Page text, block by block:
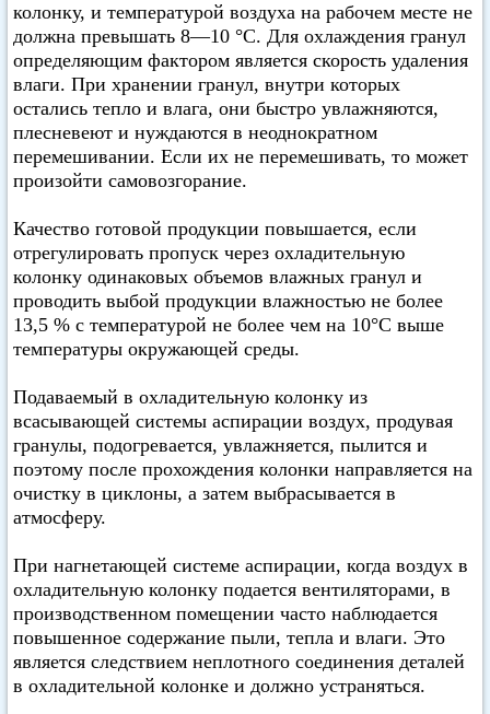
колонку, и температурой воздуха на рабочем месте не
должна превышать 8—10 °С. Для охлаждения гранул
определяющим фактором является скорость удаления
влаги. При хранении гранул, внутри которых
остались тепло и влага, они быстро увлажняются,
плесневеют и нуждаются в неоднократном
перемешивании. Если их не перемешивать, то может
произойти самовозгорание.
Качество готовой продукции повышается, если
отрегулировать пропуск через охладительную
колонку одинаковых объемов влажных гранул и
проводить выбой продукции влажностью не более
13,5 % с температурой не более чем на 10°С выше
температуры окружающей среды.
Подаваемый в охладительную колонку из
всасывающей системы аспирации воздух, продувая
гранулы, подогревается, увлажняется, пылится и
поэтому после прохождения колонки направляется на
очистку в циклоны, а затем выбрасывается в
атмосферу.
При нагнетающей системе аспирации, когда воздух в
охладительную колонку подается вентиляторами, в
производственном помещении часто наблюдается
повышенное содержание пыли, тепла и влаги. Это
является следствием неплотного соединения деталей
в охладительной колонке и должно устраняться.